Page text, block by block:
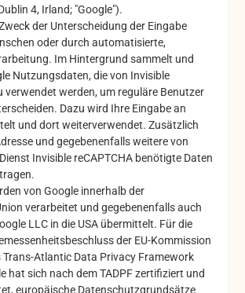
4, Irland; "Google").
der Unterscheidung der Eingabe
oder durch automatisierte,
Im Hintergrund sammelt und
Nutzungsdaten, die von Invisible
verwendet werden, um reguläre Benutzer
Dazu wird Ihre Eingabe an
und dort weiterverwendet. Zusätzlich
und gegebenenfalls weitere von
Invisible reCAPTCHA benötigte Daten
von Google innerhalb der
verarbeitet und gegebenenfalls auch
LLC in die USA übermittelt. Für die
der EU-Kommission
Trans-Atlantic Data Privacy Framework
hat sich nach dem TADPF zertifiziert und
europäische Datenschutzgrundsätze